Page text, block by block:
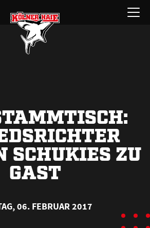
Menü
öffnen
SCHUKIES ZU
GAST
06. FEBRUAR 2017